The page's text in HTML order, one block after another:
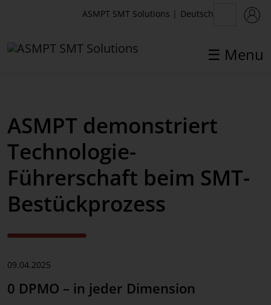
☰ Menu
ASMPT SMT Solutions | Deutsch
Aktuelles
Presse
Webinare
Newsletter
Events
Referenzen
ASMPT demonstriert
Technologie-
Führerschaft beim SMT-
Bestückprozess
09.04.2025
0 DPMO – in jeder Dimension